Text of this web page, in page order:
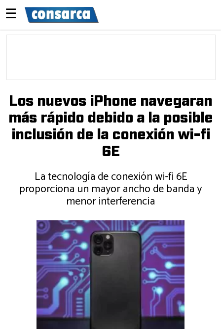
☰
Los nuevos iPhone navegaran
más rápido debido a la posible
inclusión de la conexión wi-fi
6E
La tecnología de conexión wi-fi 6E
proporciona un mayor ancho de banda y
menor interferencia